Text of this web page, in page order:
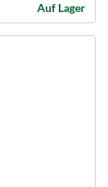
Auf Lager